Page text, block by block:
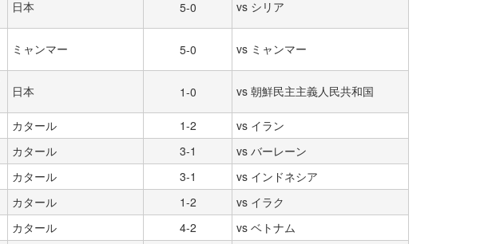
日本 5-0 vs シリア
ミャンマー 5-0 vs ミャンマー
日本 1-0 vs 朝鮮民主主義人民共和国
カタール 1-2
vs イラン
カタール 3-1
vs バーレーン
カタール 3-1
vs インドネシア
カタール 1-2
vs イラク
カタール 4-2
vs ベトナム